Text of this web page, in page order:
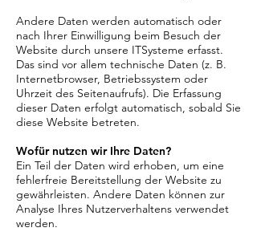
Andere Daten werden automatisch oder
nach Ihrer Einwilligung beim Besuch der
Website durch unsere ITSysteme erfasst.
Das sind vor allem technische Daten (z. B.
Internetbrowser, Betriebssystem oder
Uhrzeit des Seitenaufrufs). Die Erfassung
dieser Daten erfolgt automatisch, sobald Sie
diese Website betreten.
Wofür nutzen wir Ihre Daten?
Ein Teil der Daten wird erhoben, um eine
fehlerfreie Bereitstellung der Website zu
gewährleisten. Andere Daten können zur
Analyse Ihres Nutzerverhaltens verwendet
werden.